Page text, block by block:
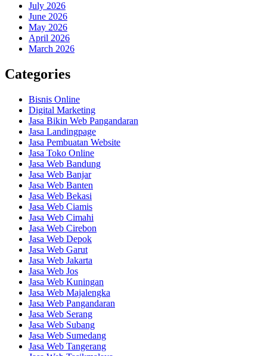
July 2026
June 2026
May 2026
April 2026
March 2026
Categories
Bisnis Online
Digital Marketing
Jasa Bikin Web Pangandaran
Jasa Landingpage
Jasa Pembuatan Website
Jasa Toko Online
Jasa Web Bandung
Jasa Web Banjar
Jasa Web Banten
Jasa Web Bekasi
Jasa Web Ciamis
Jasa Web Cimahi
Jasa Web Cirebon
Jasa Web Depok
Jasa Web Garut
Jasa Web Jakarta
Jasa Web Jos
Jasa Web Kuningan
Jasa Web Majalengka
Jasa Web Pangandaran
Jasa Web Serang
Jasa Web Subang
Jasa Web Sumedang
Jasa Web Tangerang